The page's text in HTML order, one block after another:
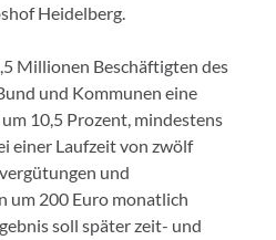
Heidelberg.
Millionen Beschäftigten des
und Kommunen eine
10,5 Prozent, mindestens
einer Laufzeit von zwölf
und
um 200 Euro monatlich
soll später zeit- und